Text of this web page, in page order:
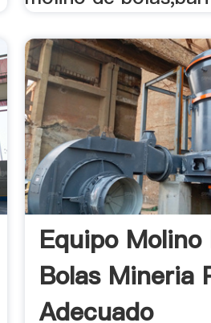
Equipo Molino
Bolas Mineria
Adecuado